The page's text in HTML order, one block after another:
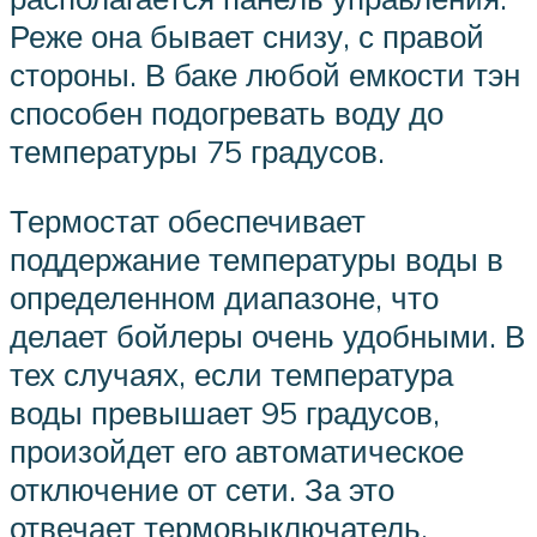
Реже она бывает снизу, с правой
стороны. В баке любой емкости тэн
способен подогревать воду до
температуры 75 градусов.
Термостат обеспечивает
поддержание температуры воды в
определенном диапазоне, что
делает бойлеры очень удобными. В
тех случаях, если температура
воды превышает 95 градусов,
произойдет его автоматическое
отключение от сети. За это
отвечает термовыключатель.